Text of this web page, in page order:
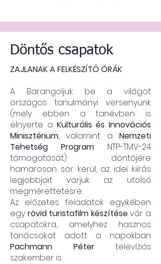
Döntős csapatok
ZAJLANAK A FELKÉSZÍTŐ ÓRÁK
A Barangoljuk be a világot
országos tanulmányi versenyünk
(mely ebben a tanévben is
elnyerte a Kulturális és Innovációs
Minisztérium, valamint a Nemzeti
Tehetség Program NTP-TMV-24
támogatását) döntőjére
hamarosan sor kerül, az idei kiírás
legjobbjait várjuk az utolsó
megmérettetésre.
Az előzetes feladatok egyikében
egy rövid turistafilm készítésevár a
csapatokra, amelyhez hasznos
tanácsokat adott a napokban
Pachmann Pétertelevíziós
szakember is.